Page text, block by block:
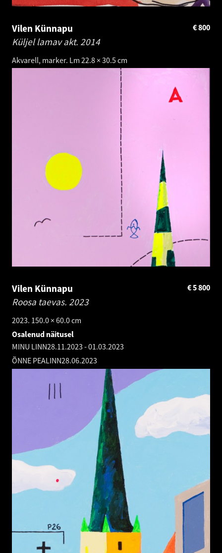
Vilen Künnapu
Küljel lamav akt. 2014
Akvarell, marker. Lm 22.8 × 30.5 cm
800
€
Vilen Künnapu
Roosa taevas. 2023
2023. 150.0 × 60.0 cm
5 800
€
Osalenud näitusel
MINU LINN28.11.2023 -01.03.2023
ÕNNE PEALINN28.06.2023